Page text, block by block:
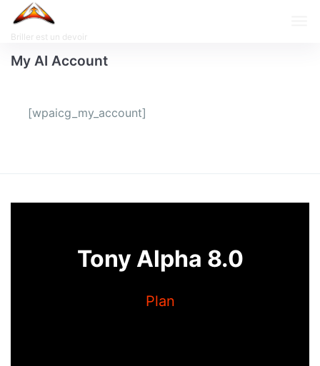
Briller est un devoir
My AI Account
[wpaicg_my_account]
Tony Alpha 8.0
Plan